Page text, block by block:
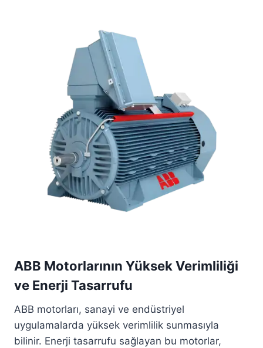
ABB Motorlarının Yüksek Verimliliği
ve Enerji Tasarrufu
ABB motorları, sanayi ve endüstriyel
uygulamalarda yüksek verimlilik sunmasıyla
bilinir. Enerji tasarrufu sağlayan bu motorlar,